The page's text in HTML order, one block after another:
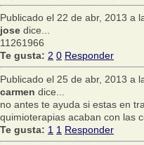
Publicado el 22 de abr, 2013 a
jose dice...
11261966
Te gusta: 2 0 Responder
Publicado el 25 de abr, 2013 a
carmen dice...
no antes te ayuda si estas en
quimioterapias acaban con las
Te gusta: 1 1 Responder